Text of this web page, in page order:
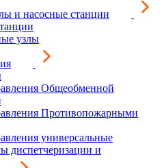
и насосные станции
узлы
Общеобменной
Противопожарными
универсальные
диспетчеризации и